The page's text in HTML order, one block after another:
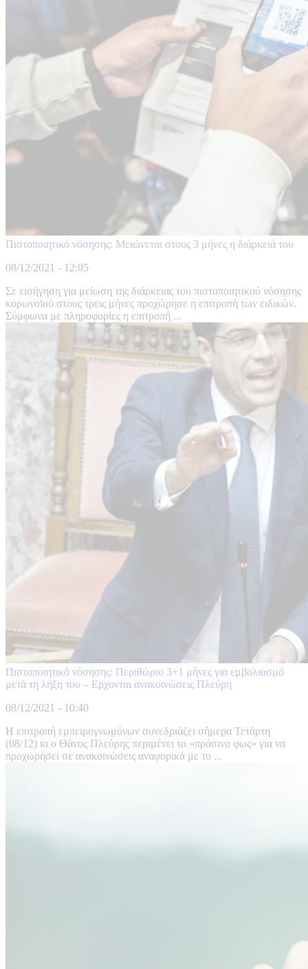
Πιστοποιητικό νόσησης: Μειώνεται στους 3 μήνες η διάρκειά του
08/12/2021 - 12:05
Σε εισήγηση για μείωση της διάρκειας του πιστοποιητικού νόσησης
κορωνοϊού στους τρεις μήνες προχώρησε η επιτροπή των ειδικών.
Σύμφωνα με πληροφορίες η επιτροπή ...
Πιστοποιητικό νόσησης: Περιθώριο 3+1 μήνες για εμβολιασμό
μετά τη λήξη του – Ερχονται ανακοινώσεις Πλεύρη
08/12/2021 - 10:40
Η επιτροπή εμπειρογνωμόνων συνεδριάζει σήμερα Τετάρτη
(08/12) κι ο Θάνος Πλεύρης περιμένει το «πράσινο φως» για να
προχωρήσει σε ανακοινώσεις αναφορικά με το ...